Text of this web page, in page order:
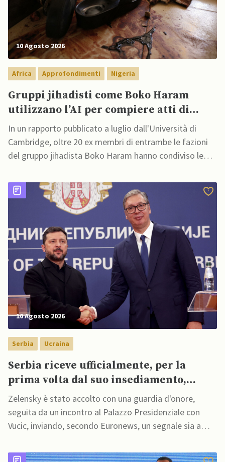
10 Agosto 2026
Africa Approfondimenti Nigeria
Gruppi jihadisti come Boko Haram
utilizzano l’AI per compiere atti di
terrorismo
In un rapporto pubblicato a luglio dall'Università di
Cambridge, oltre 20 ex membri di entrambe le fazioni
del gruppo jihadista Boko Haram hanno condiviso le
l'intelligenza artificiale per perseguire i propri obiettivi
10 Agosto 2026
Serbia Ucraina
Serbia riceve ufficialmente, per la
prima volta dal suo insediamento,
presidente ucraino Zelensky
Zelensky è stato accolto con una guardia d'onore,
seguita da un incontro al Palazzo Presidenziale con
Vucic, inviando, secondo Euronews, un segnale sia a